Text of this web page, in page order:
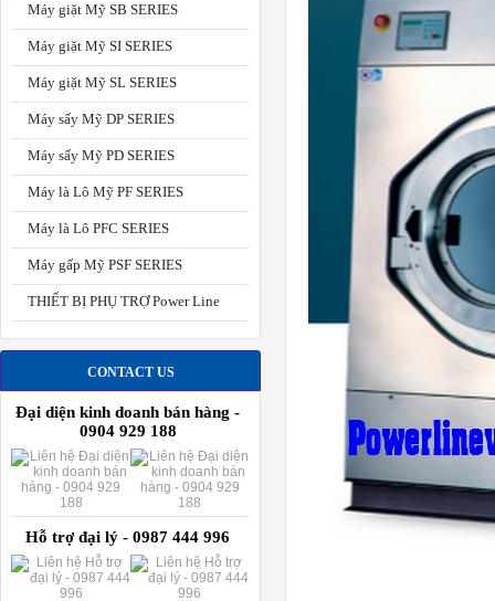
Máy giặt Mỹ SB SERIES
Máy giặt Mỹ SI SERIES
Máy giặt Mỹ SL SERIES
Máy sấy Mỹ DP SERIES
Máy sấy Mỹ PD SERIES
Máy là Lô Mỹ PF SERIES
Máy là Lô PFC SERIES
Máy gấp Mỹ PSF SERIES
THIẾT BỊ PHỤ TRỢ Power Line
CONTACT US
Đại diện kinh doanh bán hàng -
0904 929 188
Hỗ trợ đại lý - 0987 444 996